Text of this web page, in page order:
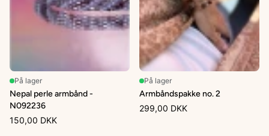
På lager
Nepal perle armbånd -
N092236
150,00 DKK
På lager
Armbåndspakke no. 2
299,00 DKK